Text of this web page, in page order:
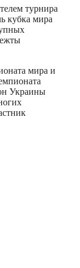
турнира
кубка мира
мира и
Украины